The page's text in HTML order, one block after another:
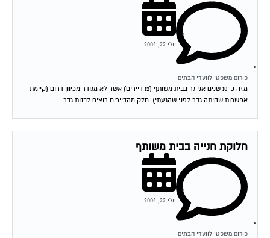
פורום משפטי לוועדי הבתים
יולי 22, 2004
מזה כ-10 שנים אני גר בבית משותף (12 דיירים) אשר לא מגודר מכיוון דרום (קיימת
אפשרות שהיתה גדר לפני שהגעתי). חלק מהדיירים רוצים לבנות גדר...
חלוקת חנייה בבית משותף
פורום משפטי לוועדי הבתים
יולי 22, 2004